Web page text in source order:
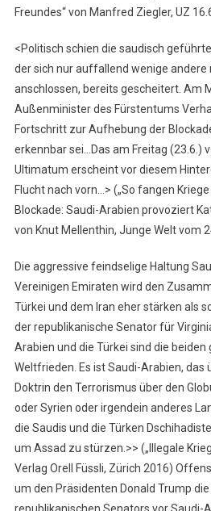
Freundes“ von Manfred Ziegler, UZ
<Politisch schien die saudisch
der sich nur auffallend wenige
anschlossen, bereits gescheitert. Am
Außenminister des Fürstentums
Fortschritt zur Aufhebung der
erkennbar sei…Das am Freitag (23.6.)
Ultimatum erscheint vor diesem
Flucht nach vorn…> („So fangen
Blockade: Saudi-Arabien provoziert
von Knut Mellenthin, Junge Welt vom
Die aggressive feindselige Haltung
Vereinigen Emiraten wird den
Türkei und dem Iran eher stärken als
der republikanische Senator für
Arabien und die Türkei sind die
Weltfrieden. Es ist Saudi-Arabien, das
Doktrin den Terrorismus über den
oder Syrien oder irgendein anderes
die Saudis und die Türken
um Assad zu stürzen.>> („Illegale
Verlag Orell Füssli, Zürich 2016)
um den Präsidenten Donald Trump